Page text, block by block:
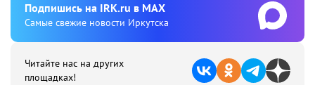
Подпишиcь на IRK.ru в MAX
Cамые свежие новости Иркутска
Читайте нас на других
площадках!